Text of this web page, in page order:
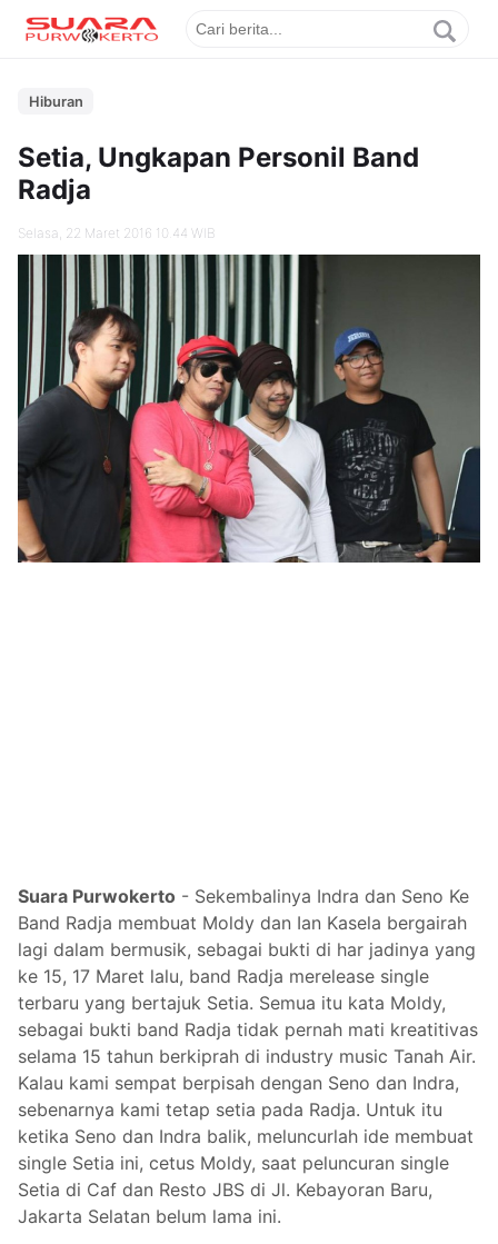
Hiburan
Setia, Ungkapan Personil Band
Radja
Selasa, 22 Maret 2016 10.44 WIB
Suara Purwokerto - Sekembalinya Indra dan Seno Ke
Band Radja membuat Moldy dan Ian Kasela bergairah
lagi dalam bermusik, sebagai bukti di har jadinya yang
ke 15, 17 Maret lalu, band Radja merelease single
terbaru yang bertajuk Setia. Semua itu kata Moldy,
sebagai bukti band Radja tidak pernah mati kreatitivas
selama 15 tahun berkiprah di industry music Tanah Air.
Kalau kami sempat berpisah dengan Seno dan Indra,
sebenarnya kami tetap setia pada Radja. Untuk itu
ketika Seno dan Indra balik, meluncurlah ide membuat
single Setia ini, cetus Moldy, saat peluncuran single
Setia di Caf dan Resto JBS di Jl. Kebayoran Baru,
Jakarta Selatan belum lama ini.